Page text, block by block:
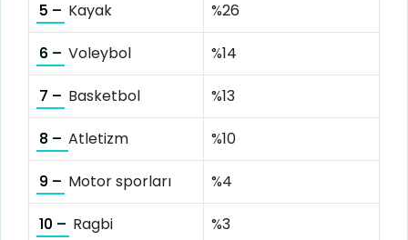
5 – Kayak %26
6 – Voleybol %14
7 – Basketbol %13
8 – Atletizm %10
9 – Motor sporları %4
10 – Ragbi %3